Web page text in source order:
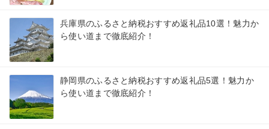
兵庫県のふるさと納税おすすめ返礼品10選！魅力か
ら使い道まで徹底紹介！
静岡県のふるさと納税おすすめ返礼品5選！魅力か
ら使い道まで徹底紹介！